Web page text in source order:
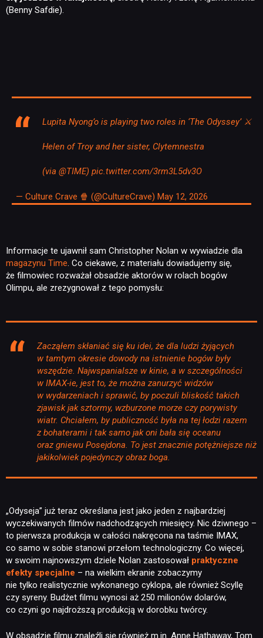
(Benny Safdie).
Lupita Nyong’o is playing two roles in ‘The Odyssey’ ⚔️
Helen of Troy and her sister, Clytemnestra
(via@TIME)pic.twitter.com/3rm3L5dv3O
— Culture Crave 🍿 (@CultureCrave)May 12, 2026
Informacje te ujawnił sam Christopher Nolan w wywiadzie dla
magazynu Time . Co ciekawe, z materiału dowiadujemy się,
że filmowiec rozważał obsadzie aktorów w rolach bogów
Olimpu, ale zrezygnował z tego pomysłu:
Zacząłem skłaniać się ku idei, że dla ludzi żyjących
w tamtym okresie dowody na istnienie bogów były
wszędzie. Najwspanialsze w kinie, a w szczególności
w IMAX-ie, jest to, że można zanurzyć widzów
w wydarzeniach i sprawić, by poczuli bliskość takich
zjawisk jak sztormy, wzburzone morze czy porywisty
wiatr. Chciałem, by publiczność była na tej łodzi razem
z bohaterami i tak samo jak oni bała się oceanu
oraz gniewu Posejdona. To jest znacznie potężniejsze niż
jakikolwiek pojedynczy obraz boga.
„Odyseja” już teraz określana jest jako jeden z najbardziej
wyczekiwanych filmów nadchodzących miesięcy. Nic dziwnego –
to pierwsza produkcja w całości nakręcona na taśmie IMAX,
co samo w sobie stanowi przełom technologiczny. Co więcej,
w swoim najnowszym dziele Nolan zastosował praktyczne
efekty specjalne – na wielkim ekranie zobaczymy
nie tylko realistycznie wykonanego cyklopa, ale również Scyllę
czy syreny. Budżet filmu wynosi aż 250 milionów dolarów,
co czyni go najdroższą produkcją w dorobku twórcy.
W obsadzie filmu znaleźli się również m.in. Anne Hathaway, Tom